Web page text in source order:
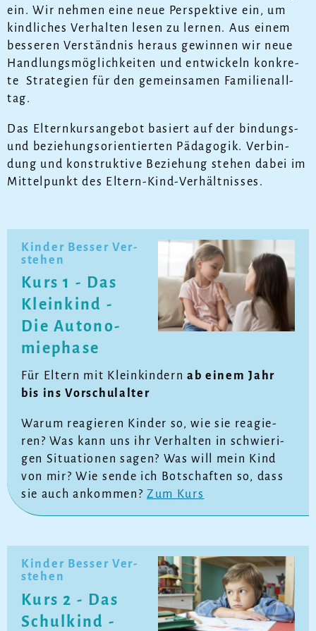
ein. Wir neh­men ei­ne neue Per­spek­ti­ve ein, um
kind­li­ches Ver­hal­ten le­sen zu ler­nen. Aus ei­nem
bes­se­ren Ver­ständ­nis her­aus ge­win­nen wir neue
Hand­lungs­mög­lich­kei­ten und ent­wi­ckeln kon­kre­
te Stra­te­gi­en für den ge­mein­sa­men Fa­mi­li­en­all­
tag.
Das El­tern­kurs­an­ge­bot ba­siert auf der bin­dungs-
und be­zie­hungs­ori­en­tier­ten Päd­ago­gik. Ver­bin­
dung und kon­struk­ti­ve Be­zie­hung ste­hen da­bei im
Mit­tel­punkt des El­tern-Kind-Ver­hält­nis­ses.
Kin­der Bes­ser Ver­
ste­hen
Kurs 1 - Das
Klein­kind -
Die Au­to­no­
mie­pha­se
Für El­tern mit Klein­kin­dernab ei­nem Jahr
bis ins Vor­schul­al­ter
War­um re­agie­ren Kin­der so, wie sie re­agie­
ren? Was kann uns ihr Ver­hal­ten in schwie­ri­
gen Si­tua­tio­nen sa­gen? Was will mein Kind
von mir? Wie sen­de ich Bot­schaf­ten so, dass
sie auch an­kom­men? Zum Kurs
Kin­der Bes­ser Ver­
ste­hen
Kurs 2 - Das
Schul­kind -